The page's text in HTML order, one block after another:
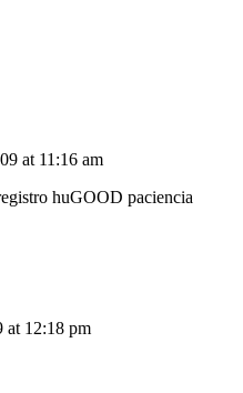
at 11:16 am
huGOOD paciencia
at 12:18 pm